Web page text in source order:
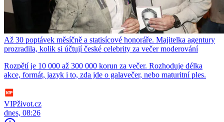
Až 30 poptávek měsíčně a statisícové honoráře. Majitelka agentury
prozradila, kolik si účtují české celebrity za večer moderování
Rozpětí je 10 000 až 300 000 korun za večer. Rozhoduje délka
akce, formát, jazyk i to, zda jde o galavečer, nebo maturitní ples.
VIPživot.cz
dnes, 08:26